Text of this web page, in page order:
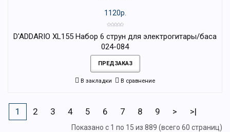
1120р.
D'ADDARIO XL155 Набор 6 струн для электрогитары/баса
024-084
ПРЕДЗАКАЗ
В закладки В сравнение
1 2 3 4 5 6 7 8 9 > >|
Показано с 1 по 15 из 889 (всего 60 страниц)